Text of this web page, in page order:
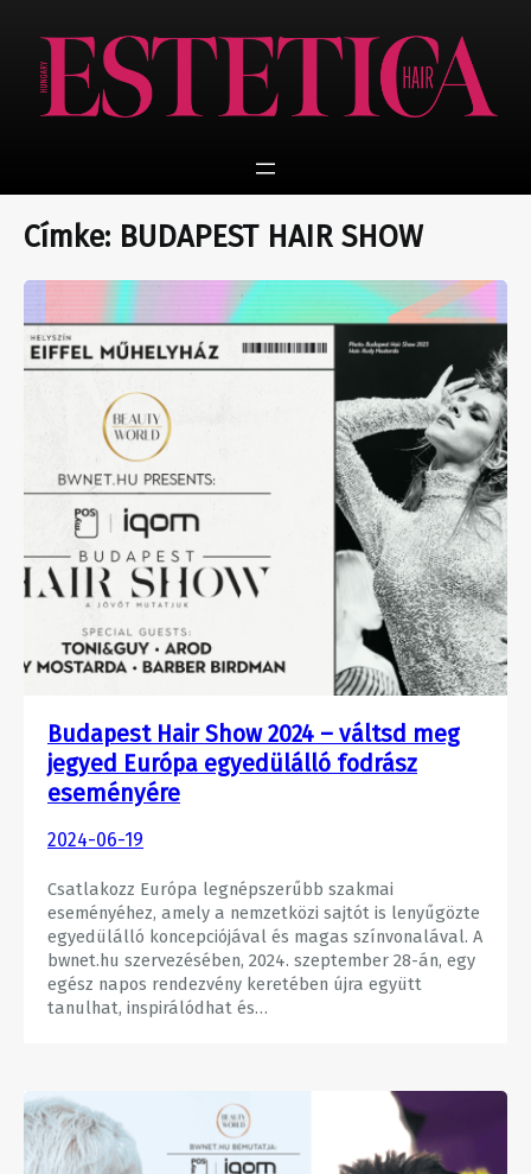
tartalomhoz
Címke: BUDAPEST HAIR SHOW
Budapest Hair Show 2024 – váltsd meg
jegyed Európa egyedülálló fodrász
eseményére
2024-06-19
Csatlakozz Európa legnépszerűbb szakmai
eseményéhez, amely a nemzetközi sajtót is lenyűgözte
egyedülálló koncepciójával és magas színvonalával. A
bwnet.hu szervezésében, 2024. szeptember 28-án, egy
egész napos rendezvény keretében újra együtt
tanulhat, inspirálódhat és…